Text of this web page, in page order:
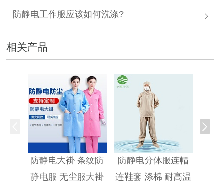
防静电工作服应该如何洗涤?
相关产品
防静电大褂 条纹防
静电服 无尘服大褂
防静电分体服连帽
连鞋套 涤棉 耐高温
防